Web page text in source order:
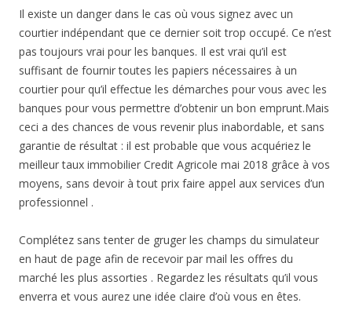
Il existe un danger dans le cas où vous signez avec un
courtier indépendant que ce dernier soit trop occupé. Ce n’est
pas toujours vrai pour les banques. Il est vrai qu’il est
suffisant de fournir toutes les papiers nécessaires à un
courtier pour qu’il effectue les démarches pour vous avec les
banques pour vous permettre d’obtenir un bon emprunt.Mais
ceci a des chances de vous revenir plus inabordable, et sans
garantie de résultat : il est probable que vous acquériez le
meilleur taux immobilier Credit Agricole mai 2018 grâce à vos
moyens, sans devoir à tout prix faire appel aux services d’un
professionnel .
Complétez sans tenter de gruger les champs du simulateur
en haut de page afin de recevoir par mail les offres du
marché les plus assorties . Regardez les résultats qu’il vous
enverra et vous aurez une idée claire d’où vous en êtes.